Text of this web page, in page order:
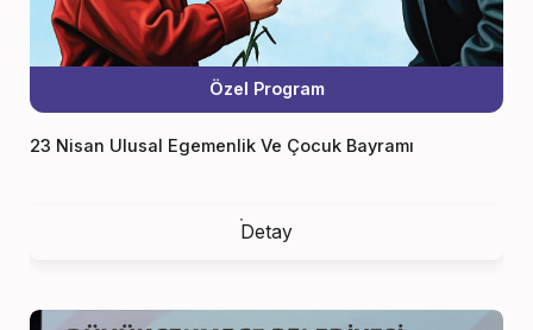
Özel Program
23 Nisan Ulusal Egemenlik Ve Çocuk Bayramı
Detay